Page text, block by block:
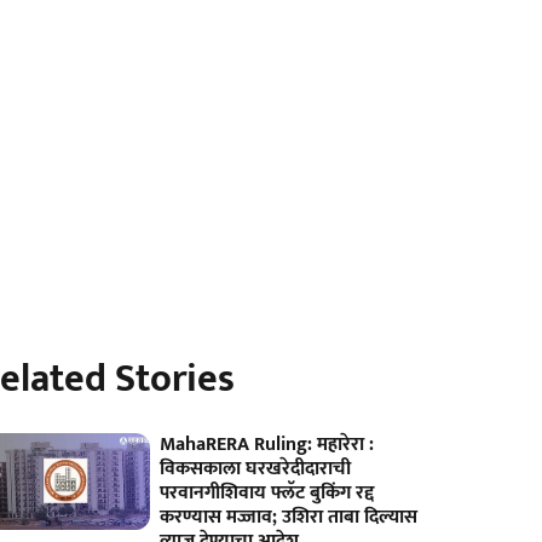
Stories
MahaRERA Ruling: महारेरा :
विकसकाला घरखरेदीदाराची
परवानगीशिवाय फ्लॅट बुकिंग रद्द
करण्यास मज्जाव; उशिरा ताबा दिल्यास